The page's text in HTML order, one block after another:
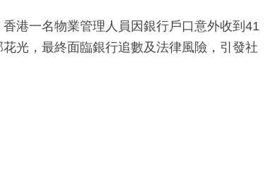
港一名物業管理人員因銀行戶口意外收到41
光，最終面臨銀行追數及法律風險，引發社